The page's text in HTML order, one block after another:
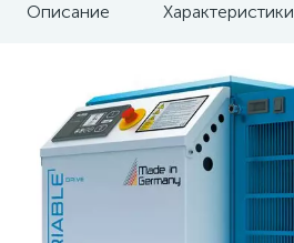
Описание Характеристики